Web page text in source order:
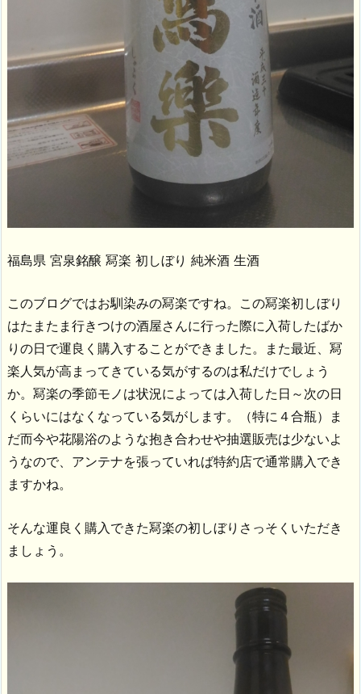
福島県 宮泉銘醸 冩楽 初しぼり 純米酒 生酒
このブログではお馴染みの冩楽ですね。この冩楽初しぼり
はたまたま行きつけの酒屋さんに行った際に入荷したばか
りの日で運良く購入することができました。また最近、冩
楽人気が高まってきている気がするのは私だけでしょう
か。冩楽の季節モノは状況によっては入荷した日～次の日
くらいにはなくなっている気がします。（特に４合瓶）ま
だ而今や花陽浴のような抱き合わせや抽選販売は少ないよ
うなので、アンテナを張っていれば特約店で通常購入でき
ますかね。
そんな運良く購入できた冩楽の初しぼりさっそくいただき
ましょう。